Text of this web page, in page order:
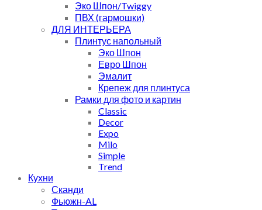
Эко Шпон/Twiggy
ПВХ (гармошки)
ДЛЯ ИНТЕРЬЕРА
Плинтус напольный
Эко Шпон
Евро Шпон
Эмалит
Крепеж для плинтуса
Рамки для фото и картин
Classic
Decor
Expo
Milo
Simple
Trend
Кухни
Сканди
Фьюжн-AL